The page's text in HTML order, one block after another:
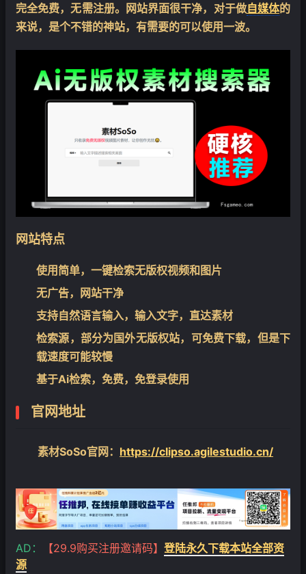
完全免费，无需注册。网站界面很干净，对于做自媒体的
来说，是个不错的神站，有需要的可以使用一波。
网站特点
使用简单，一键检索无版权视频和图片
无广告，网站干净
支持自然语言输入，输入文字，直达素材
检索源，部分为国外无版权站，可免费下载，但是下
载速度可能较慢
基于Ai检索，免费，免登录使用
官网地址
素材SoSo官网： https://clipso.agilestudio.cn/
AD： 【29.9购买注册邀请码】 登陆永久下载本站全部资
源